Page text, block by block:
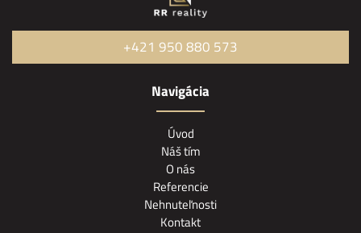
+421 950 880 573
Navigácia
Úvod
Náš tím
O nás
Referencie
Nehnuteľnosti
Kontakt